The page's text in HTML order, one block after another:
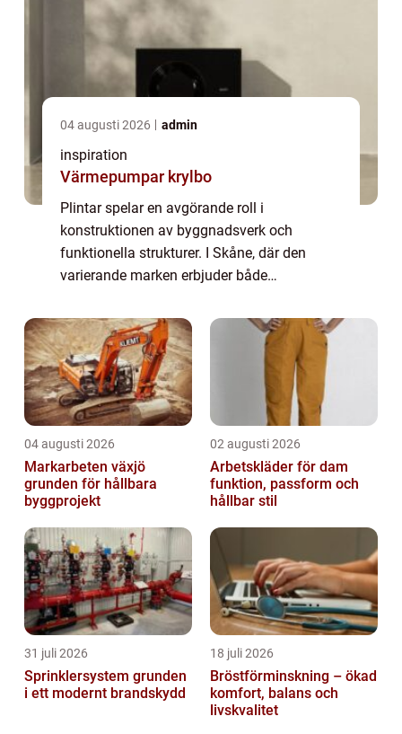
04 augusti 2026 admin
inspiration
Värmepumpar krylbo
Plintar spelar en avgörande roll i
konstruktionen av byggnadsverk och
funktionella strukturer. I Skåne, där den
varierande marken erbjuder både
sorts plintar en central as...
04 augusti 2026
Markarbeten växjö
grunden för hållbara
byggprojekt
02 augusti 2026
Arbetskläder för dam
funktion, passform och
hållbar stil
31 juli 2026
Sprinklersystem grunden
i ett modernt brandskydd
18 juli 2026
Bröstförminskning – ökad
komfort, balans och
livskvalitet